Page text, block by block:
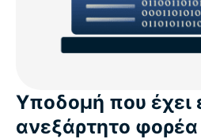
Υποδομή που έχει
ανεξάρτητο φορέα